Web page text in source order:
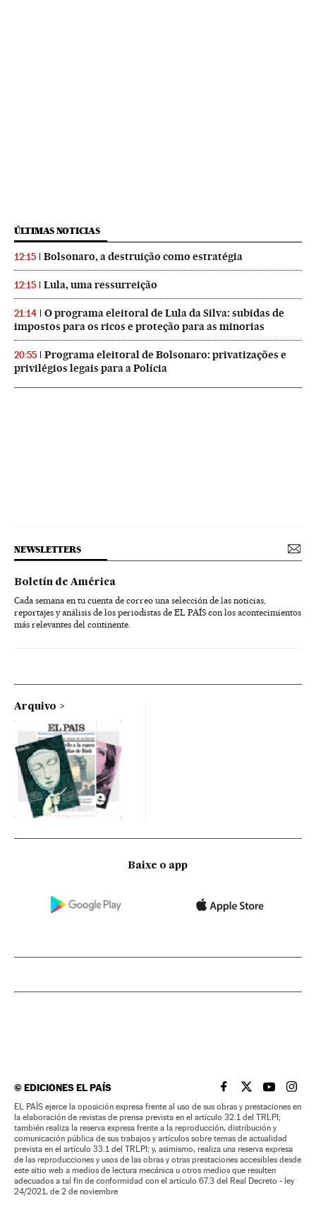
ÚLTIMAS NOTICIAS
12:15 Bolsonaro, a destruição como estratégia
12:15 Lula, uma ressurreição
21:14
O programa eleitoral de Lula da Silva: subidas de
impostos para os ricos e proteção para as minorias
20:55
Programa eleitoral de Bolsonaro: privatizações e
privilégios legais para a Polícia
NEWSLETTERS
Boletín de América
Cada semana en tu cuenta de correo una selección de las noticias,
reportajes y análisis de los periodistas de EL PAÍS con los acontecimientos
más relevantes del continente.
Arquivo
Baixe o app
©EDICIONES EL PAÍS EL PAÍS BRASIL EN
EL PAÍSEL PAÍS
EL
EL PAÍS ejerce la oposición expresa frente al uso de sus obras y prestaciones en
la elaboración de revistas de prensa prevista en el artículo 32.1 del TRLPI;
también realiza la reserva expresa frente a la reproducción, distribución y
comunicación pública de sus trabajos y artículos sobre temas de actualidad
prevista en el artículo 33.1 del TRLPI; y, asimismo, realiza una reserva expresa
de las reproducciones y usos de las obras y otras prestaciones accesibles desde
este sitio web a medios de lectura mecánica u otros medios que resulten
adecuados a tal fin de conformidad con el artículo 67.3 del Real Decreto - ley
24/2021, de 2 de noviembre